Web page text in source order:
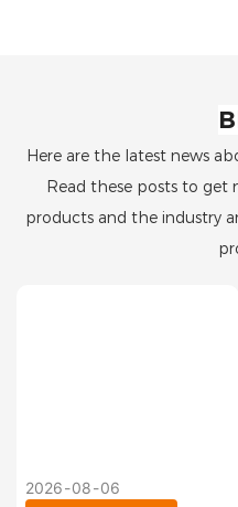
Here are the latest news
Read these posts to
products and the industry
2026 08 06